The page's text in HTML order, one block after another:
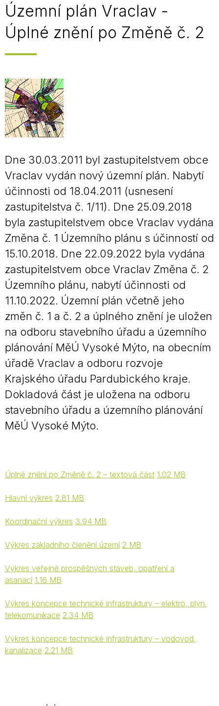
Územní plán Vraclav -
Úplné znění po Změně č. 2
Dne 30.03.2011 byl zastupitelstvem obce
Vraclav vydán nový územní plán. Nabytí
účinnosti od 18.04.2011 (usnesení
zastupitelstva č. 1/11). Dne 25.09.2018
byla zastupitelstvem obce Vraclav vydána
Změna č. 1 Územního plánu s účinností od
15.10.2018. Dne 22.09.2022 byla vydána
zastupitelstvem obce Vraclav Změna č. 2
Územního plánu, nabytí účinnosti od
11.10.2022. Územní plán včetně jeho
změn č. 1 a č. 2 a úplného znění je uložen
na odboru stavebního úřadu a územního
plánování MěÚ Vysoké Mýto, na obecním
úřadě Vraclav a odboru rozvoje
Krajského úřadu Pardubického kraje.
Dokladová část je uložena na odboru
stavebního úřadu a územního plánování
MěÚ Vysoké Mýto.
Úplné znění po Změně č. 2 – textová část 1.02 MB
Hlavní výkres 2.81 MB
Koordinační výkres 3.94 MB
Výkres základního členění území 2 MB
Výkres veřejně prospěšných staveb, opatření a
asanací 1.16 MB
Výkres koncepce technické infrastruktury – elektro, plyn,
telekomunikace 2.34 MB
Výkres koncepce technické infrastruktury – vodovod,
kanalizace 2.21 MB